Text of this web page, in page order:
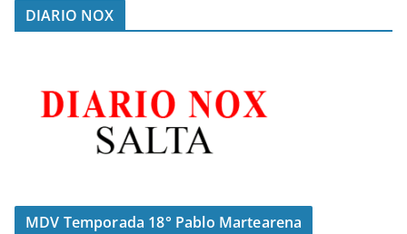
DIARIO NOX
MDV Temporada 18° Pablo Martearena